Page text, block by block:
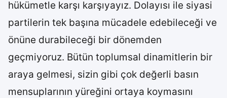
hükümetle karşı karşıyayız. Dolayısı ile siyasi
partilerin tek başına mücadele edebileceği ve
önüne durabileceği bir dönemden
geçmiyoruz. Bütün toplumsal dinamitlerin bir
araya gelmesi, sizin gibi çok değerli basın
mensuplarının yüreğini ortaya koymasını